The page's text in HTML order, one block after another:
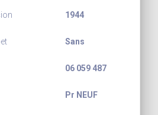
1944
Sans
06 059 487
Pr NEUF